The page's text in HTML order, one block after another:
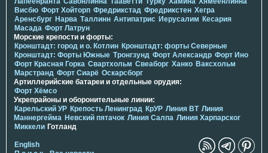
Висбю Форт Хойторп Фредрикстад Фредрикстен Хегра
Аренсбург Нарва Таллинн Антипатрис Иерусалим Кесария
Масада Форт Латрун
Морские крепости и форты:
Кронштадт: город и о. Котлин Кронштадт: форты Северные
Кронштадт: Форты Южные Тронгзунд Форт Александр Форт Ино
Форт Красная Горка Свартхольм Свеаборг Ханко Ваксхольм
Марстранд Форт Сиарё Оскарсборг
Артиллерийские батареи и отдельные орудия:
Форт Хёмсо
Укрепрайоны и оборонительные линии:
Карельский УР Крепость Ленинград КрУР Линия ВТ Линия
Маннергейма Невский пятачок Линия Салпа Линия Харпарског
Миккели Готланд
English